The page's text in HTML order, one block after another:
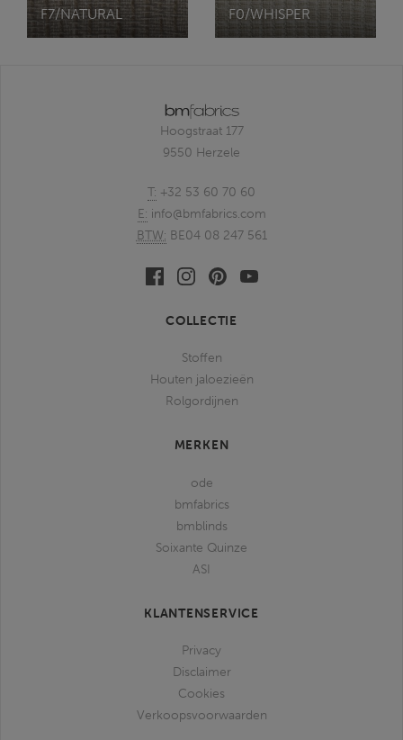
F7/NATURAL F0/WHISPER
Hoogstraat 177
9550 Herzele
T: +32 53 60 70 60
E: info@bmfabrics.com
BTW: BE04 08 247 561
FacebookLinkedinPinterestYoutube
COLLECTIE
Stoffen
Houten jaloezieën
Rolgordijnen
MERKEN
ode
bmfabrics
bmblinds
Soixante Quinze
ASI
KLANTENSERVICE
Privacy
Disclaimer
Cookies
Verkoopsvoorwaarden